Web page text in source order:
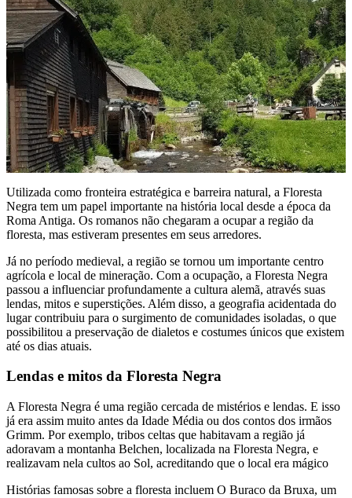
Utilizada como fronteira estratégica e barreira natural, a Floresta
Negra tem um papel importante na história local desde a época da
Roma Antiga. Os romanos não chegaram a ocupar a região da
floresta, mas estiveram presentes em seus arredores.
Já no período medieval, a região se tornou um importante centro
agrícola e local de mineração. Com a ocupação, a Floresta Negra
passou a influenciar profundamente a cultura alemã, através suas
lendas, mitos e superstições. Além disso, a geografia acidentada do
lugar contribuiu para o surgimento de comunidades isoladas, o que
possibilitou a preservação de dialetos e costumes únicos que existem
até os dias atuais.
Lendas e mitos da Floresta Negra
A Floresta Negra é uma região cercada de mistérios e lendas. E isso
já era assim muito antes da Idade Média ou dos contos dos irmãos
Grimm. Por exemplo, tribos celtas que habitavam a região já
adoravam a montanha Belchen, localizada na Floresta Negra, e
realizavam nela cultos ao Sol, acreditando que o local era mágico
Histórias famosas sobre a floresta incluem O Buraco da Bruxa, um